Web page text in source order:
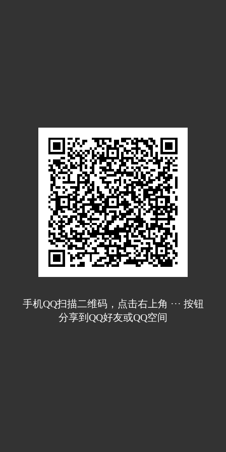
手机QQ扫描二维码，点击右上角 ··· 按钮
分享到QQ好友或QQ空间